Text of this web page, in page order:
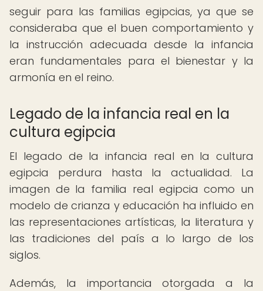
seguir para las familias egipcias, ya que se
consideraba que el buen comportamiento y
la instrucción adecuada desde la infancia
eran fundamentales para el bienestar y la
armonía en el reino.
Legado de la infancia real en la
cultura egipcia
El legado de la infancia real en la cultura
egipcia perdura hasta la actualidad. La
imagen de la familia real egipcia como un
modelo de crianza y educación ha influido en
las representaciones artísticas, la literatura y
las tradiciones del país a lo largo de los
siglos.
Además, la importancia otorgada a la